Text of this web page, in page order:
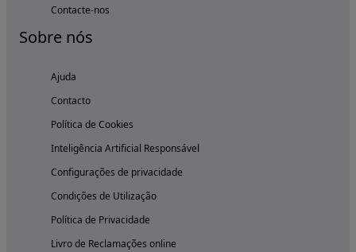
Contacte-nos
Sobre nós
Ajuda
Contacto
Política de Cookies
Inteligência Artificial Responsável
Configurações de privacidade
Condições de Utilização
Política de Privacidade
Livro de Reclamações online